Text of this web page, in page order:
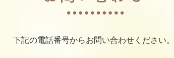
下記の電話番号からお問い合わせください。